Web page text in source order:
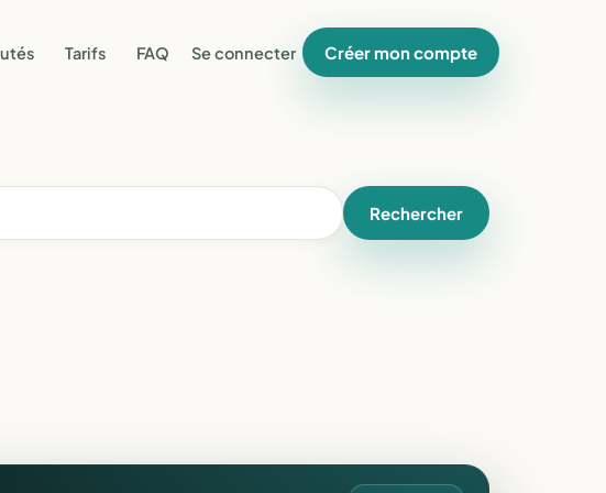
Tarifs FAQ Se connecter Créer mon compte
Rechercher